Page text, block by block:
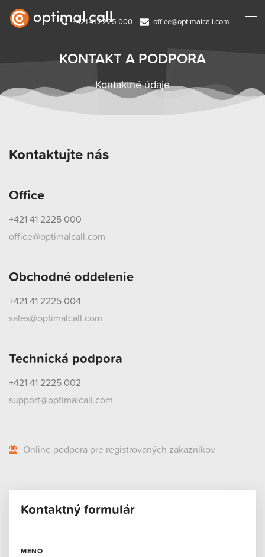
+421 41 2225 000 office@optimalcall.com
KONTAKT A PODPORA
Kontaktné údaje
Kontaktujte nás
Office
+421 41 2225 000
office@optimalcall.com
Obchodné oddelenie
+421 41 2225 004
sales@optimalcall.com
Technická podpora
+421 41 2225 002
support@optimalcall.com
Online podpora pre registrovaných zákazníkov
Kontaktný formulár
MENO